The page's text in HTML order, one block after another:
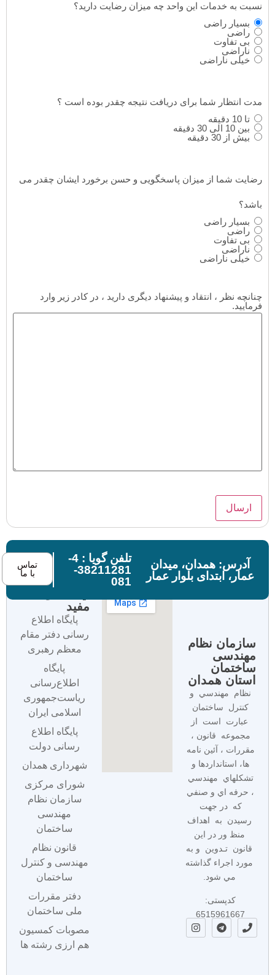
نسبت به خدمات این واحد چه میزان رضایت دارید؟
بسیار راضی
راضی
بی تفاوت
ناراضی
خیلی ناراضی
مدت انتظار شما برای دریافت نتیجه چقدر بوده است ؟
تا 10 دقیقه
بین 10 الی 30 دقیقه
بیش از 30 دقیقه
رضایت شما از میزان پاسخگویی و حسن برخورد ایشان چقدر می
باشد؟
بسیار راضی
راضی
بی تفاوت
ناراضی
خیلی ناراضی
چنانچه نظر ، انتقاد و پیشنهاد دیگری دارید ، در کادر زیر وارد
فرمایید.
آدرس: همدان، میدان
عمار، ابتدای بلوار عمار
تلفن گویا : 4-
38211281-
081
تماس
با ما
سازمان نظام
مهندسی
ساختمان
استان همدان
نظام مهندسي و
كنترل ساختمان
عبارت است از
مجموعه قانون ،
مقررات ، آئين نامه
ها، استانداردها و
تشكلهاي مهندسي
، حرفه اي و صنفي
كه در جهت
رسيدن به اهداف
منظ ور در اين
قانون تـدوين و به
مورد اجراء گذاشته
مي شود.
کدپستی:
6515961667
مفید
پایگاه اطلاع
رسانی دفتر مقام
معظم رهبری
پایگاه
اطلاع‌رسانی
ریاست‌جمهوری
اسلامی ایران
پایگاه اطلاع
رسانی دولت
شهرداری همدان
شورای مرکزی
سازمان نظام
مهندسی
ساختمان
قانون نظام
مهندسی و کنترل
ساختمان
دفتر مقررات
ملی ساختمان
مصوبات کمسیون
هم ارزی رشته ها